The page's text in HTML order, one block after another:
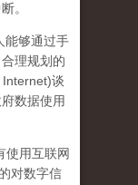
。
能够通过手
理规划的
谈
数据使用
使用互联网
对数字信